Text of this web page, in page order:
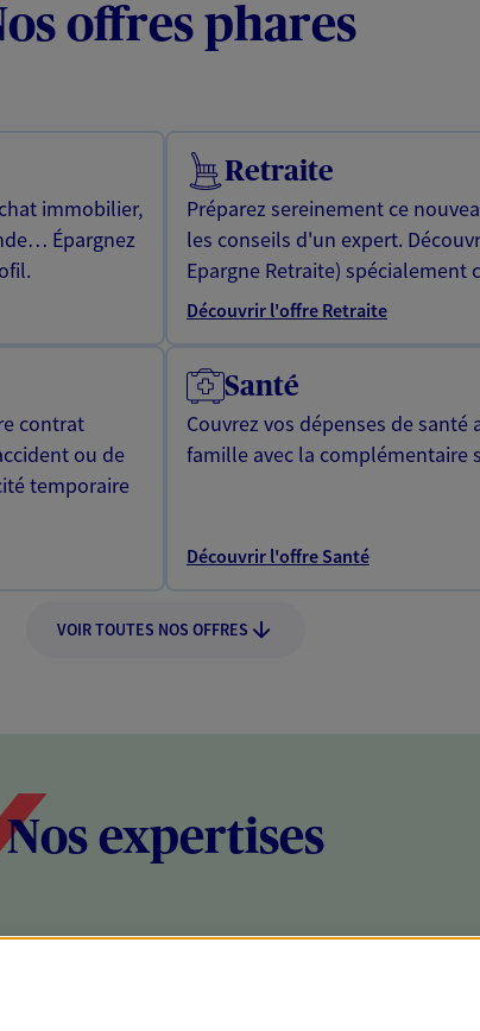
offres phares
immobilier,
Épargnez
Retraite
Préparez sereinement ce
les conseils d'un expert.
Epargne Retraite) spécialement
Découvrir l'offre Retraite
contrat
ou de
temporaire
Santé
Couvrez vos dépenses de
famille avec la complémentaire
Découvrir l'offre Santé
VOIR TOUTES NOS OFFRES
Nos expertises